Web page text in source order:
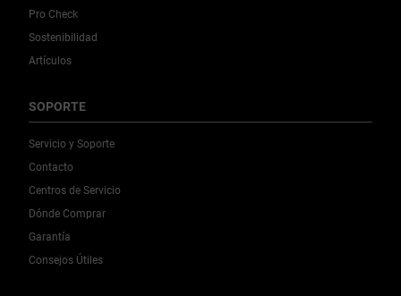
Pro Check
Sostenibilidad
Artículos
SOPORTE
Servicio y Soporte
Contacto
Centros de Servicio
Dónde Comprar
Garantía
Consejos Útiles